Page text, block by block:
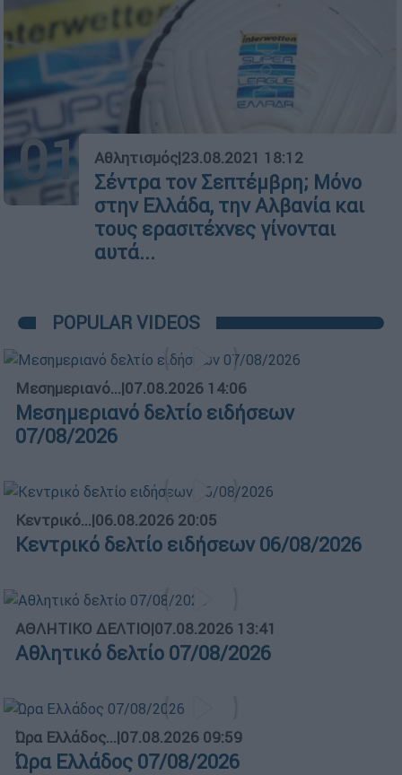
01 Αθλητισμός|23.08.2021 18:12
Σέντρα τον Σεπτέμβρη; Μόνο
στην Ελλάδα, την Αλβανία και
τους ερασιτέχνες γίνονται
αυτά...
POPULAR VIDEOS
Μεσημεριανό...|07.08.2026 14:06
Μεσημεριανό δελτίο ειδήσεων
07/08/2026
Κεντρικό...|06.08.2026 20:05
Κεντρικό δελτίο ειδήσεων 06/08/2026
ΑΘΛΗΤΙΚΟ ΔΕΛΤΙΟ|07.08.2026 13:41
Αθλητικό δελτίο 07/08/2026
Ώρα Ελλάδος...|07.08.2026 09:59
Ώρα Ελλάδος 07/08/2026